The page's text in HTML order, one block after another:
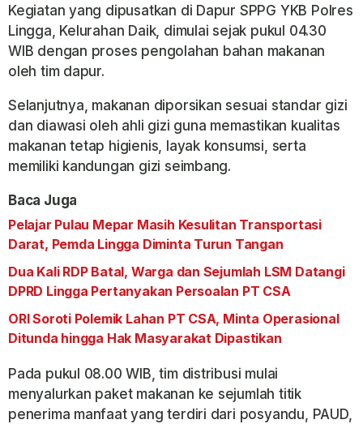
Kegiatan yang dipusatkan di Dapur SPPG YKB Polres
Lingga, Kelurahan Daik, dimulai sejak pukul 04.30
WIB dengan proses pengolahan bahan makanan
oleh tim dapur.
Selanjutnya, makanan diporsikan sesuai standar gizi
dan diawasi oleh ahli gizi guna memastikan kualitas
makanan tetap higienis, layak konsumsi, serta
memiliki kandungan gizi seimbang.
Baca Juga
Pelajar Pulau Mepar Masih Kesulitan Transportasi
Darat, Pemda Lingga Diminta Turun Tangan
Dua Kali RDP Batal, Warga dan Sejumlah LSM Datangi
DPRD Lingga Pertanyakan Persoalan PT CSA
ORI Soroti Polemik Lahan PT CSA, Minta Operasional
Ditunda hingga Hak Masyarakat Dipastikan
Pada pukul 08.00 WIB, tim distribusi mulai
menyalurkan paket makanan ke sejumlah titik
penerima manfaat yang terdiri dari posyandu, PAUD,